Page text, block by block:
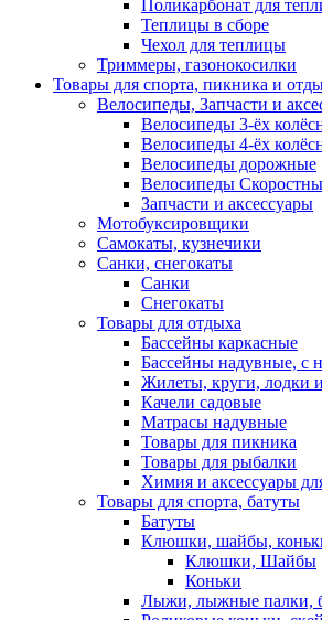
Поликарбонат для
Теплицы в сборе
Чехол для теплицы
Триммеры, газонокосилки
Товары для спорта, пикника и
Велосипеды, Запчасти и
Велосипеды 3-ёх
Велосипеды 4-ёх
Велосипеды дорожные
Велосипеды
Запчасти и аксессуары
Мотобуксировщики
Самокаты, кузнечики
Санки, снегокаты
Санки
Снегокаты
Товары для отдыха
Бассейны каркасные
Бассейны надувные, с
Жилеты, круги, лодки
Качели садовые
Матрасы надувные
Товары для пикника
Товары для рыбалки
Химия и аксессуары
Товары для спорта, батуты
Батуты
Клюшки, шайбы,
Клюшки, Шайбы
Коньки
Лыжи, лыжные палки,